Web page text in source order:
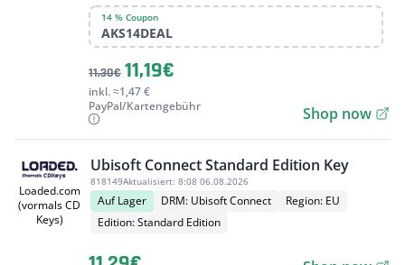
14 % Coupon
AKS14DEAL
11,30€ 11,19€
inkl. ≈1,47 €
PayPal/Kartengebühr
Shop now
Loaded.com
(vormals CD
Keys)
Ubisoft Connect Standard Edition Key
818149Aktualisiert: 8:08 06.08.2026
Auf Lager DRM: Ubisoft Connect
Region: EU
Edition: Standard Edition